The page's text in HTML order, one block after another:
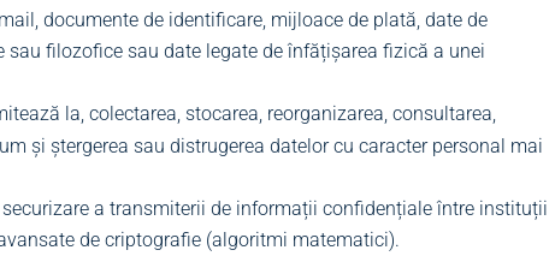
documente de identificare, mijloace de plată, date de
filozofice sau date legate de înfățișarea fizică a unei
la, colectarea, stocarea, reorganizarea, consultarea,
și ștergerea sau distrugerea datelor cu caracter personal mai
a transmiterii de informații confidențiale între instituții
de criptografie (algoritmi matematici).